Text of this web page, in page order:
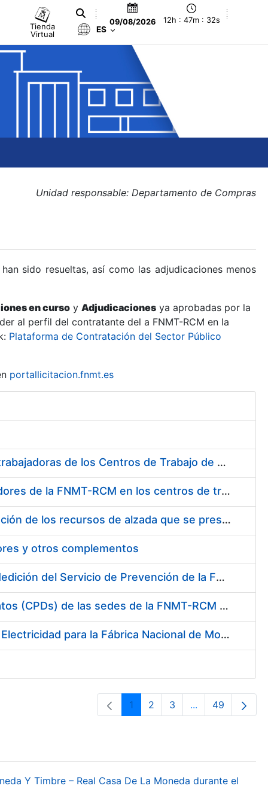
Tienda
Virtual
09/08/2026 12h : 47m : 33s
ES
Unidad responsable: Departamento de Compras
sido resueltas, así como las adjudicaciones menos
en curso y Adjudicaciones ya aprobadas por la
al perfil del contratante del a FNMT-RCM en la
Plataforma de Contratación del Sector Público
portallicitacion.fnmt.es
Suministro de Protectores Auditivos a medida para las personas trabajadoras de los Centros de Trabajo de Madrid y Burgos
Suministro de gafas graduadas antiproyecciones para los trabajadores de la FNMT-RCM en los centros de trabajo de Madrid y Burgos
Servicios de una empresa externa para el asesoramiento y resolución de los recursos de alzada que se presentan relacionados con procesos de selección para la FNMT-RCM
y otros complementos
Servicio de Calibración y Verificación Externa de los Equipos de Medición del Servicio de Prevención de la FNMT-RCM
Conexión mediante Fibra Óptica de los Centros de Proceso de Datos (CPDs) de las sedes de la FNMT-RCM de Burgos y Madrid
Contratación de acuerdo marco para el Suministro de Material de Electricidad para la Fábrica Nacional de Moneda y Timbre-Real Casa de la Moneda en su centro de trabajo de Burgos
Página
1 Página
2 Página
3 ...PáginasPágina
49
Y Timbre – Real Casa De La Moneda durante el